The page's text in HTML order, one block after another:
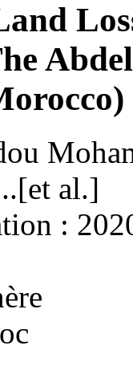
al.]
: